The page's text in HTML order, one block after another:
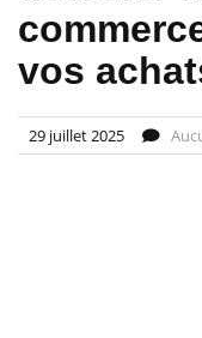
vos
29 juillet 2025